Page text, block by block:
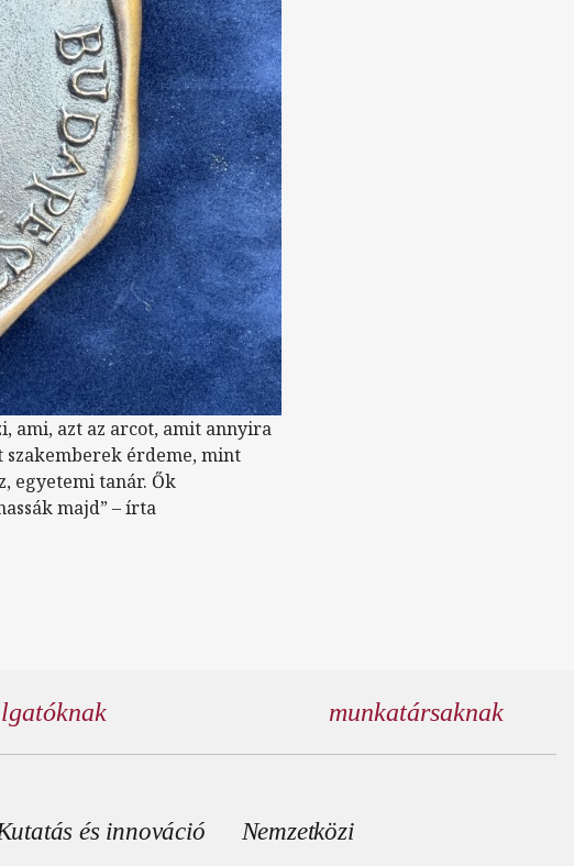
ami, azt az arcot, amit annyira
szakemberek érdeme, mint
egyetemi tanár. Ők
majd” – írta
munkatársaknak
és innováció Nemzetközi